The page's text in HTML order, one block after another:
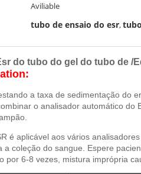
Aviliable
tubo de ensaio do esr,
do tubo do gel do tubo de /
a taxa de sedimentação do
o analisador automático
é aplicável aos vários
a coleção do sangue. Espere
por 6-8 vezes, mistura imprópria